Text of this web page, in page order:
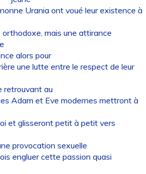
Urania ont voué leur existence à
mais une attirance
alors pour
une lutte entre le respect de leur
retrouvant au
Adam et Eve modernes mettront à
et glisseront petit à petit vers
provocation sexuelle
engluer cette passion quasi